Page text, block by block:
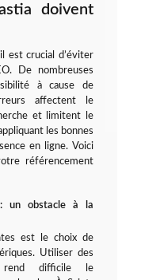
doivent
est crucial d’éviter
De nombreuses
à cause de
affectent le
et limitent le
les bonnes
en ligne. Voici
référencement
: un obstacle à la
est le choix de
Utiliser des
rend difficile le